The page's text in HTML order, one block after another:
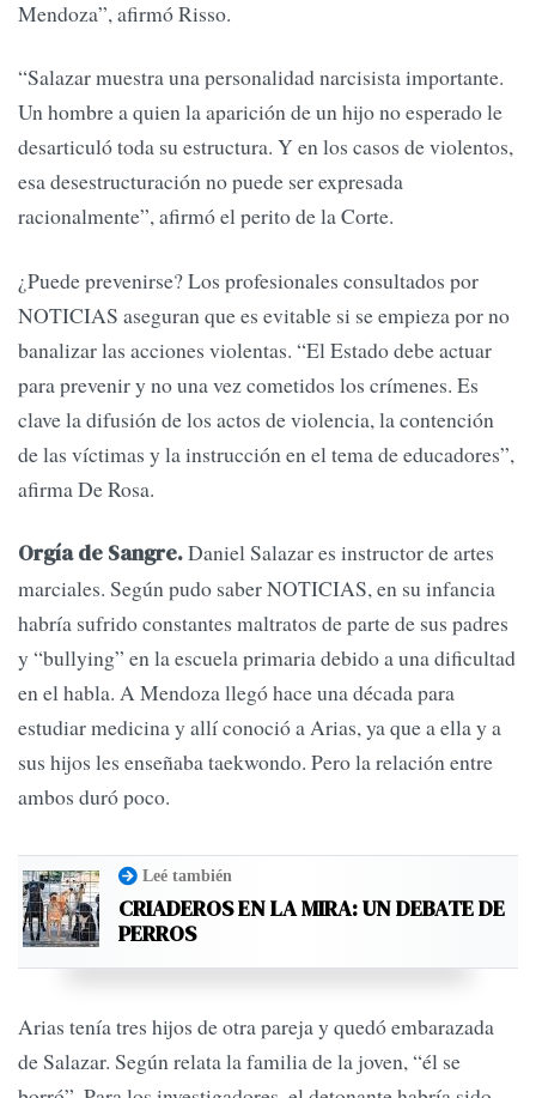
Mendoza”, afirmó Risso.
“Salazar muestra una personalidad narcisista importante.
Un hombre a quien la aparición de un hijo no esperado le
desarticuló toda su estructura. Y en los casos de violentos,
esa desestructuración no puede ser expresada
racionalmente”, afirmó el perito de la Corte.
¿Puede prevenirse? Los profesionales consultados por
NOTICIAS aseguran que es evitable si se empieza por no
banalizar las acciones violentas. “El Estado debe actuar
para prevenir y no una vez cometidos los crímenes. Es
clave la difusión de los actos de violencia, la contención
de las víctimas y la instrucción en el tema de educadores”,
afirma De Rosa.
Orgía de Sangre.Daniel Salazar es instructor de artes
marciales. Según pudo saber NOTICIAS, en su infancia
habría sufrido constantes maltratos de parte de sus padres
y “bullying” en la escuela primaria debido a una dificultad
en el habla. A Mendoza llegó hace una década para
estudiar medicina y allí conoció a Arias, ya que a ella y a
sus hijos les enseñaba taekwondo. Pero la relación entre
ambos duró poco.
Leé también
CRIADEROS EN LA MIRA: UN DEBATE DE
PERROS
Arias tenía tres hijos de otra pareja y quedó embarazada
de Salazar. Según relata la familia de la joven, “él se